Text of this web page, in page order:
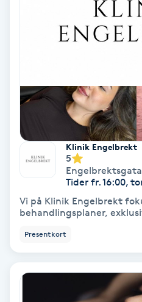
Massage
Medial vägledning
Medicinsk massage
Meditation
Medium
Klinik Engelbrekt
5
Tider fr. 16:00,
Vi på Klinik Engelbrekt
behandlingsplaner,
Presentkort